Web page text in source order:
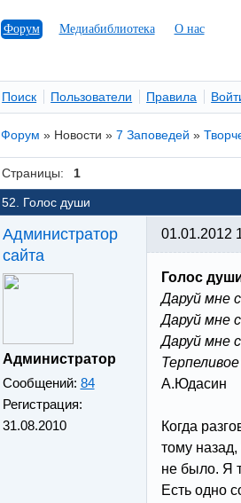
Форум Медиабиблиотека О нас
Поиск Пользователи Правила
Форум » Новости »7 Заповедей »
Страницы: 1
52. Голос души
Администратор
сайта
Администратор
Сообщений: 84
Регистрация:
31.08.2010
01.01.2012
Голос
Даруй мне
Даруй мне
Даруй мне
А.Юдасин
Когда
тому
не было. Я
Есть одно